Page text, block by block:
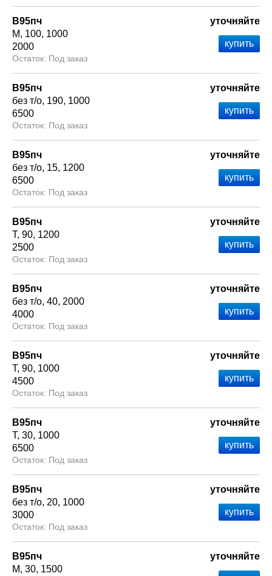
В95пч
М
100 1000
2000
Под заказ
уточняйте
В95пч
без т/о 190 1000
6500
Под заказ
уточняйте
В95пч
без т/о 15 1200
6500
Под заказ
уточняйте
В95пч
Т 90 1200
2500
Под заказ
уточняйте
В95пч
без т/о 40 2000
4000
Под заказ
уточняйте
В95пч
Т 90 1000
4500
Под заказ
уточняйте
В95пч
Т 30 1000
6500
Под заказ
уточняйте
В95пч
без т/о 20 1000
3000
Под заказ
уточняйте
В95пч
М 30 1500
уточняйте